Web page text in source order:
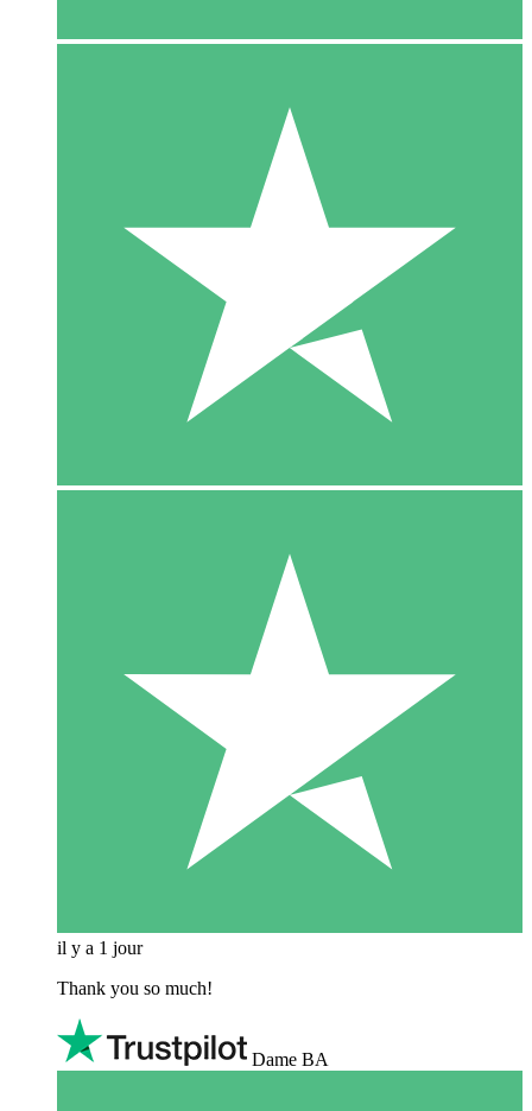
il y a 1 jour
Thank you so much!
Dame BA